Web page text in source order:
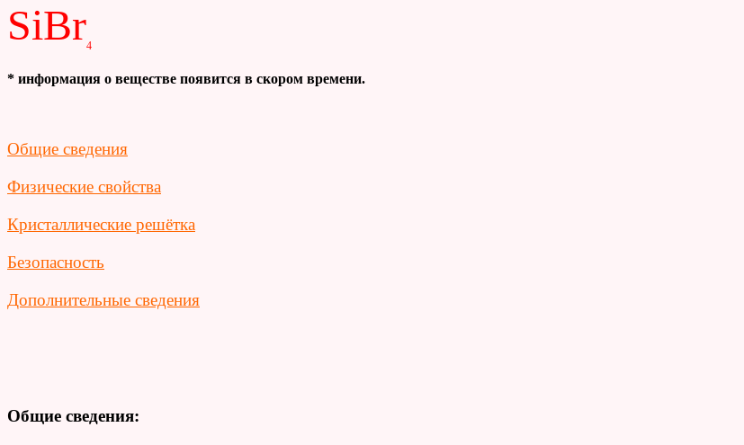
SiBr4
* информация о веществе появится в скором времени.
Общие сведения
Физические свойства
Кристаллические решётка
Безопасность
Дополнительные сведения
Общие сведения: